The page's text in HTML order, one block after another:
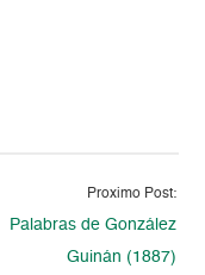
Proximo Post:
Palabras de González
Guinán (1887)